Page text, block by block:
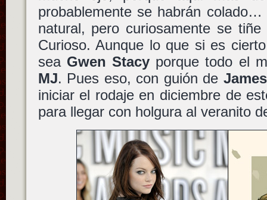
probablemente se habrán
natural, pero curiosamente se
Curioso. Aunque lo que si es
sea Gwen Stacyporque todo el
MJ. Pues eso, con guión de
iniciar el rodaje en diciembre de
para llegar con holgura al veranito